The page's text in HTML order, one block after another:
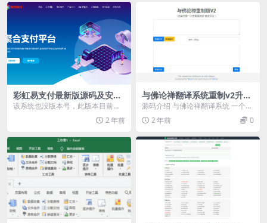
彩虹易支付最新版源码及安装
教程（修复BUG+新增加订单
该系统也没版本号，此版本目前是
比较新的版本，增加了订单投诉功
2 年前
与佛论禅翻译系统重制v2升级
版源码
源码介绍 与佛论禅翻译系统 一个翻
译佛论的娱乐系统，类似于核心价
值观加密，git...
2 年前 0